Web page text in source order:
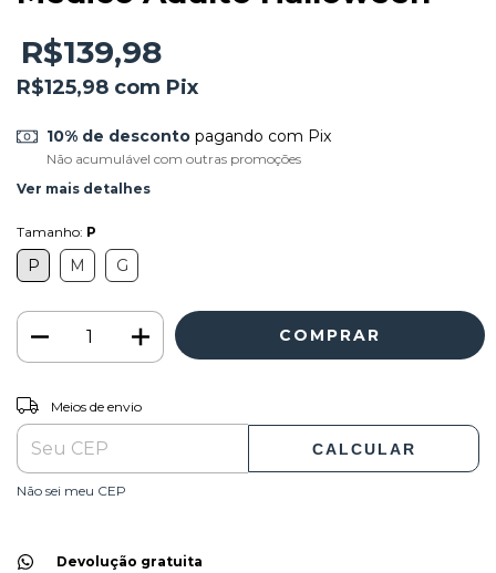
R$139,98
R$125,98 com Pix
10% de descontopagando com Pix
Não acumulável com outras promoções
Ver mais detalhes
Tamanho: P
P M G
Entregas para o CEP:
Meios de envio
CALCULAR
Não sei meu CEP
Devolução gratuita